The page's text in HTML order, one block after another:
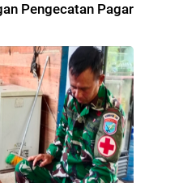
Pengecatan Pagar